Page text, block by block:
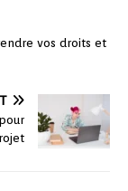
vos droits et